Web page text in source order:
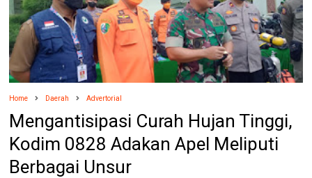
Home Daerah Advertorial
Mengantisipasi Curah Hujan Tinggi,
Kodim 0828 Adakan Apel Meliputi
Berbagai Unsur